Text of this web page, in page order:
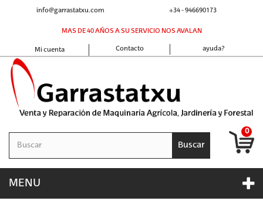
+34 - 946690173
info@garrastatxu.com
MAS DE 40 AÑOS A SU SERVICIO NOS AVALAN
ayuda?
Contacto
Mi cuenta
Buscar
0
MENU